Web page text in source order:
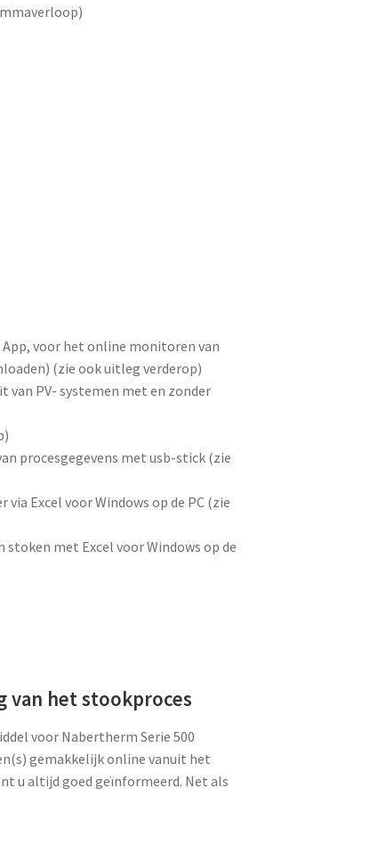
voor het online monitoren van
(zie ook uitleg verderop)
PV- systemen met en zonder
procesgegevens met usb-stick (zie
Excel voor Windows op de PC (zie
met Excel voor Windows op de
van het stookproces
voor Nabertherm Serie 500
gemakkelijk online vanuit het
u altijd goed geïnformeerd. Net als